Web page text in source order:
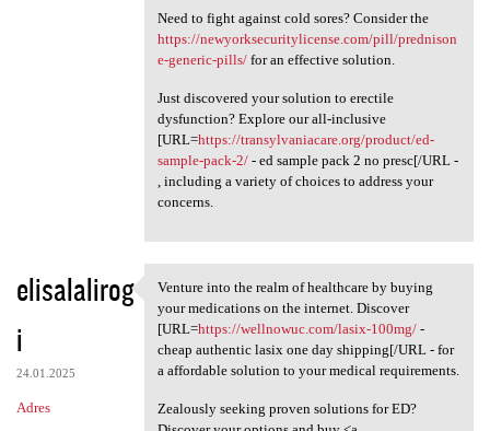
Need to fight against cold sores? Consider the
https://newyorksecuritylicense.com/pill/prednison
e-generic-pills/for an effective solution.
Just discovered your solution to erectile
dysfunction? Explore our all-inclusive
[URL=https://transylvaniacare.org/product/ed-
sample-pack-2/- ed sample pack 2 no presc[/URL -
, including a variety of choices to address your
concerns.
elisalalirog
i
24.01.2025
Adres
Venture into the realm of
Venture into the realm of healthcare by buying
your medications on the internet. Discover
[URL=https://wellnowuc.com/lasix-100mg/-
cheap authentic lasix one day shipping[/URL - for
a affordable solution to your medical requirements.
Zealously seeking proven solutions for ED?